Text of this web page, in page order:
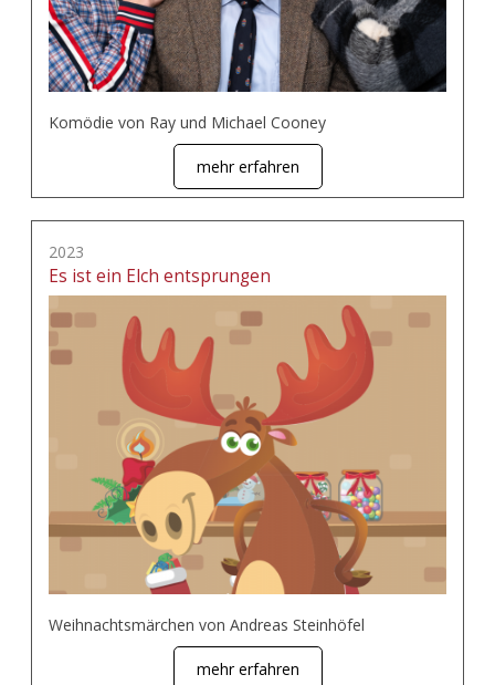
Komödie von Ray und Michael Cooney
mehr erfahren
2023
Es ist ein Elch entsprungen
Weihnachtsmärchen von Andreas Steinhöfel
mehr erfahren